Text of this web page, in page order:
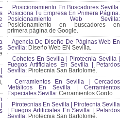
Posicionamiento En Buscadores Sevilla.
Posiciona Tu Empresa En Primera Página.
Posicionamiento Web Sevilla:
Posicionamiento en buscadores en
primera página de Google.
Agencia De Diseño De Páginas Web En
Sevilla: Diseño Web EN Sevilla.
Cohetes En Sevilla | Pirotecnia Sevilla |
Fuegos Artificiales En Sevilla | Petardos
Sevilla: Pirotecnia San Bartolomé.
Cerramientos En Sevilla | Cercados
Metálicos En Sevilla | Cerramientos
Especiales Sevilla: Cerramientos Gordo.
Pirotecnias En Sevilla | Pirotecnia Sevilla
| Fuegos Artificiales En Sevilla | Petardos
Sevilla: Pirotecnia San Bartolomé.